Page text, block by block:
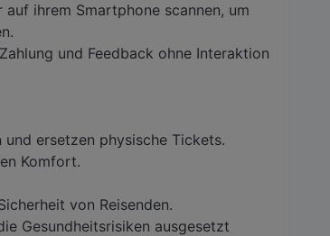
ihrem Smartphone scannen, um
und Feedback ohne Interaktion
ersetzen physische Tickets.
Komfort.
von Reisenden.
Gesundheitsrisiken ausgesetzt